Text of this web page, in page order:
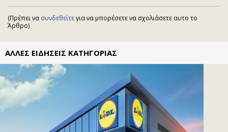
(Πρέπει να συνδεθείτεγια να μπορέσετε να σχολιάσετε αυτο το
Άρθρο)
ΑΛΛΕΣ ΕΙΔΗΣΕΙΣ ΚΑΤΗΓΟΡΙΑΣ